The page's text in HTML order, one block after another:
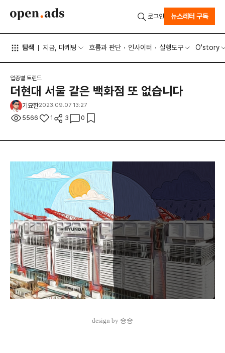
탐색 지금, 마케팅 흐름과 판단 인사이터 실행도구 O'story
로그인 뉴스레터 구독
업종별 트렌드
더현대 서울 같은 백화점 또 없습니다
기묘한2023.09.07 13:27
5566 1 3 0
design by 슝슝